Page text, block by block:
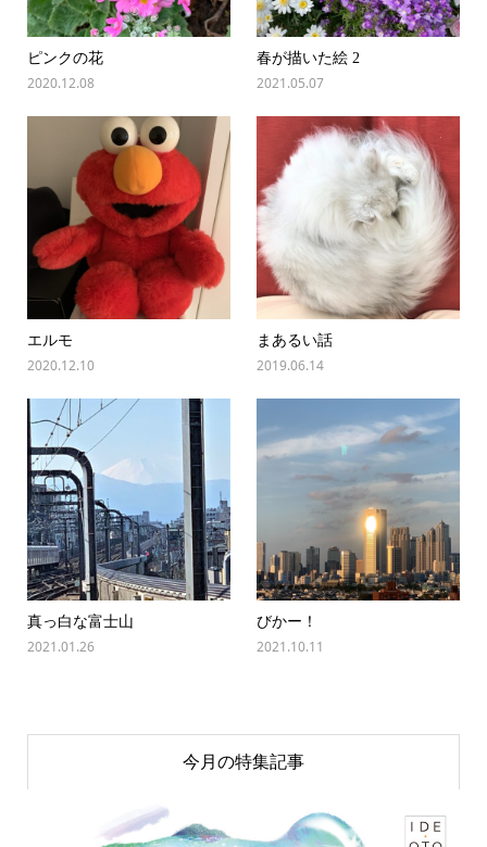
ピンクの花
2020.12.08
春が描いた絵 2
2021.05.07
エルモ
2020.12.10
まあるい話
2019.06.14
真っ白な富士山
2021.01.26
びかー！
2021.10.11
今月の特集記事